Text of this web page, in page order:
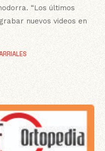
“Los últimos
nuevos videos en